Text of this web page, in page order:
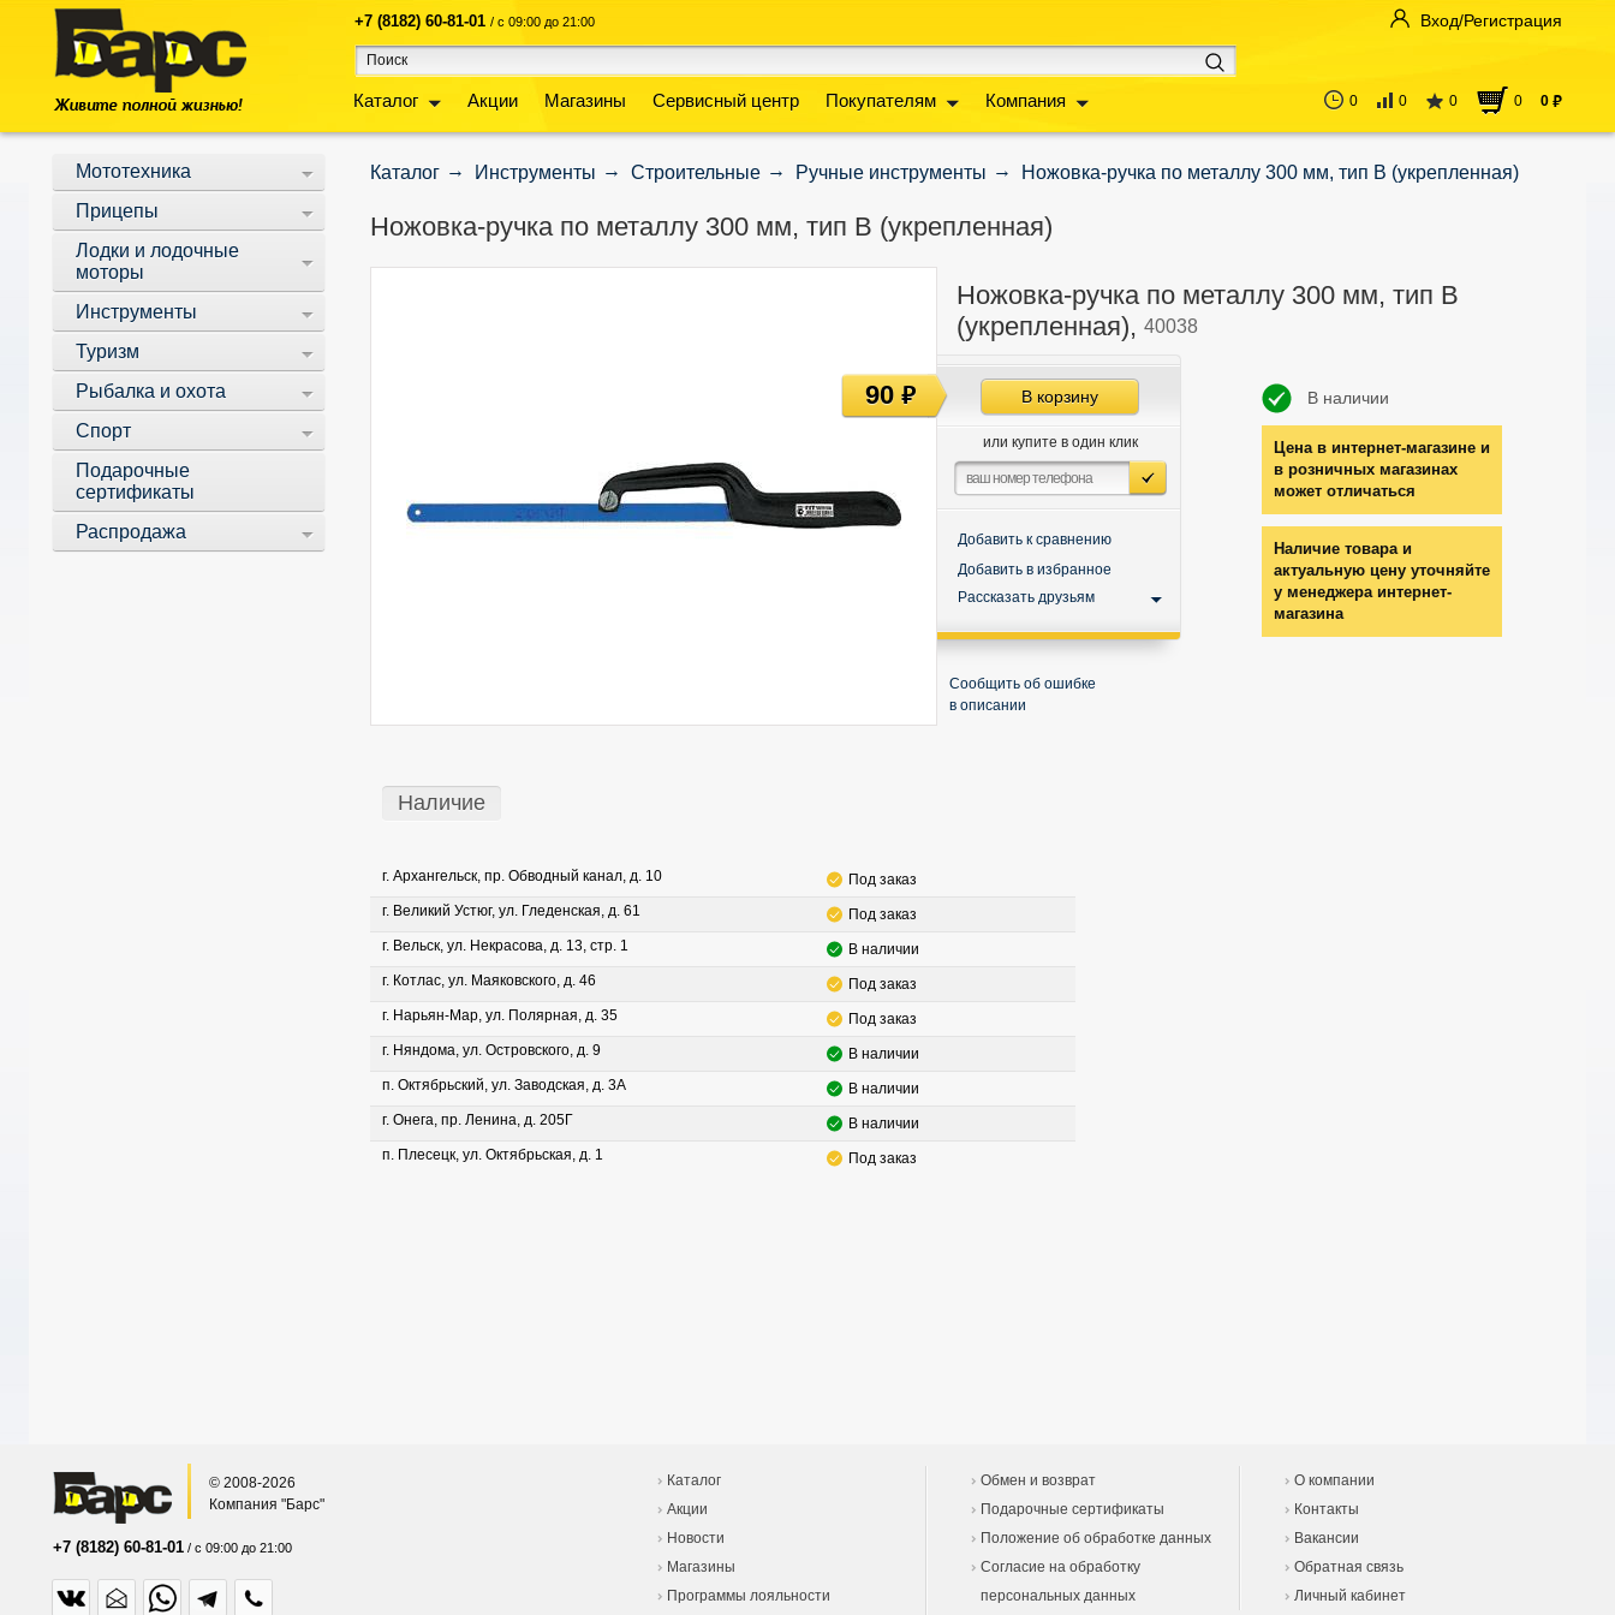
+7 (8182) 60-81-01 / с 09:00 до 21:00
Каталог Акции Магазины Сервисный центр Покупателям Компания
Вход/Регистрация
0 0 0 0 0 руб
Мототехника
Прицепы
Лодки и лодочные
моторы
Инструменты
Туризм
Рыбалка и охота
Спорт
Подарочные
сертификаты
Распродажа
Каталог Инструменты Строительные Ручные инструменты Ножовка-ручка по металлу 300 мм, тип В (укрепленная)
Ножовка-ручка по металлу 300 мм, тип В (укрепленная)
Ножовка-ручка по металлу 300 мм, тип В
(укрепленная), 40038
В наличии
Цена в интернет-магазине и
в розничных магазинах
может отличаться
Наличие товара и
актуальную цену уточняйте
у менеджера интернет-
магазина
В корзину
или купите в один клик
Добавить к сравнению
Добавить в избранное
Рассказать друзьям
Сообщить об ошибке
в описании
90руб
Наличие
г. Архангельск, пр. Обводный канал, д. 10
Под заказ
г. Великий Устюг, ул. Гледенская, д. 61
Под заказ
г. Вельск, ул. Некрасова, д. 13, стр. 1
В наличии
г. Котлас, ул. Маяковского, д. 46
Под заказ
г. Нарьян-Мар, ул. Полярная, д. 35
Под заказ
г. Няндома, ул. Островского, д. 9
В наличии
п. Октябрьский, ул. Заводская, д. 3А
В наличии
г. Онега, пр. Ленина, д. 205Г
В наличии
п. Плесецк, ул. Октябрьская, д. 1
Под заказ
© 2008-2026
Компания "Барс"
+7 (8182) 60-81-01 / с 09:00 до 21:00
Каталог
Акции
Новости
Магазины
Программы лояльности
Обмен и возврат
Подарочные сертификаты
Положение об обработке данных
Согласие на обработку
персональных данных
О компании
Контакты
Вакансии
Обратная связь
Личный кабинет